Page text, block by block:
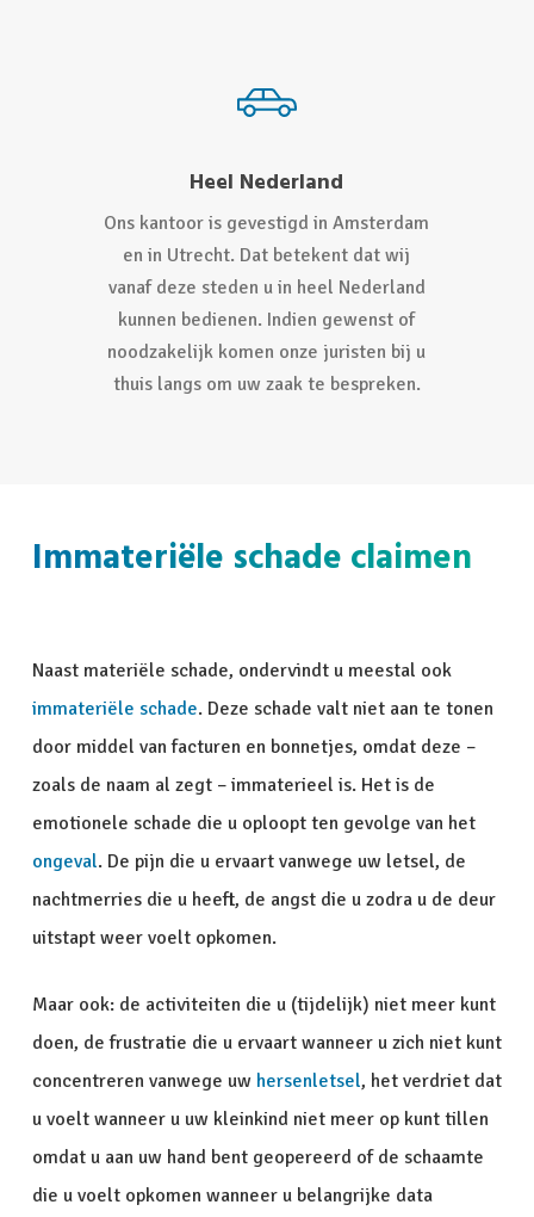
Heel Nederland
Ons kantoor is gevestigd in Amsterdam
en in Utrecht. Dat betekent dat wij
vanaf deze steden u in heel Nederland
kunnen bedienen. Indien gewenst of
noodzakelijk komen onze juristen bij u
thuis langs om uw zaak te bespreken.
Immateriële schade claimen
Naast materiële schade, ondervindt u meestal ook
immateriële schade. Deze schade valt niet aan te tonen
door middel van facturen en bonnetjes, omdat deze –
zoals de naam al zegt – immaterieel is. Het is de
emotionele schade die u oploopt ten gevolge van het
ongeval. De pijn die u ervaart vanwege uw letsel, de
nachtmerries die u heeft, de angst die u zodra u de deur
uitstapt weer voelt opkomen.
Maar ook: de activiteiten die u (tijdelijk) niet meer kunt
doen, de frustratie die u ervaart wanneer u zich niet kunt
concentreren vanwege uw hersenletsel, het verdriet dat
u voelt wanneer u uw kleinkind niet meer op kunt tillen
omdat u aan uw hand bent geopereerd of de schaamte
die u voelt opkomen wanneer u belangrijke data